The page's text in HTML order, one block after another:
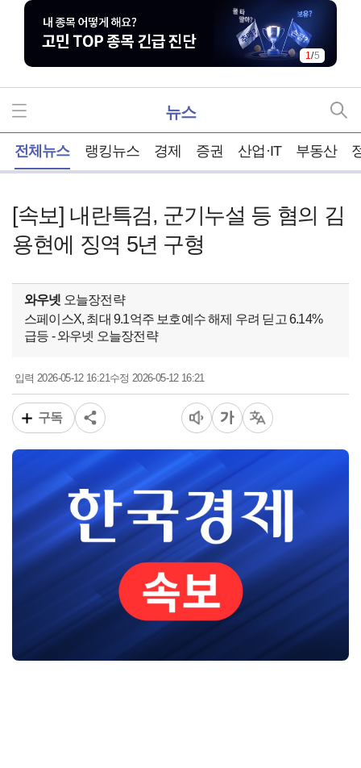
1/5
뉴스
전체뉴스 랭킹뉴스 경제 증권 산업·IT 부동산
[속보] 내란특검, 군기누설 등 혐의 김
용현에 징역 5년 구형
와우넷 오늘장전략
스페이스X, 최대 9.1억주 보호예수 해제 우려 딛고 6.14%
급등 - 와우넷 오늘장전략
입력2026-05-12 16:21수정 2026-05-12 16:21
구독